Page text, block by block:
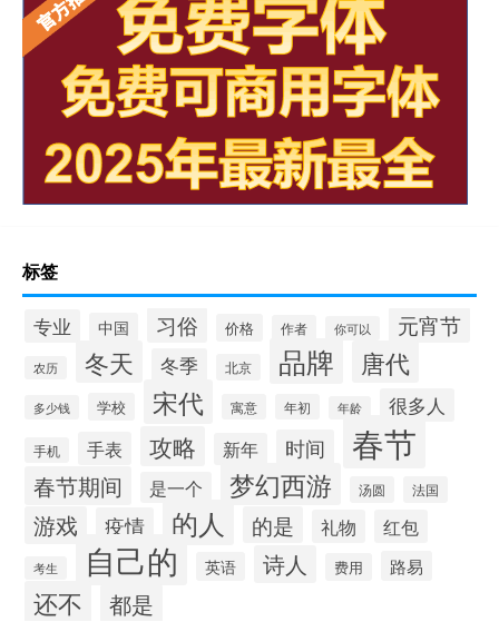
标签
专业 中国 习俗 价格 作者 你可以 元宵节
农历 冬天 冬季 北京 品牌 唐代
多少钱 学校 宋代 寓意 年初 年龄 很多人
手机 手表 攻略 新年 时间 春节
春节期间 是一个 梦幻西游 汤圆 法国
游戏 疫情 的人 的是 礼物 红包
考生 自己的 英语 诗人 费用 路易
还不 都是